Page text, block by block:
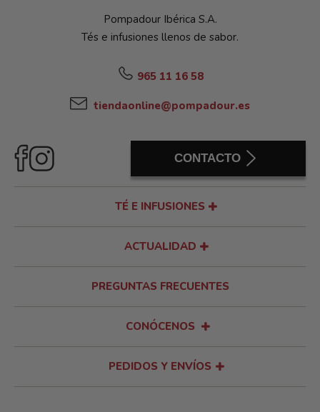
Pompadour Ibérica S.A.
Tés e infusiones llenos de sabor.
965 11 16 58
tiendaonline@pompadour.es
CONTACTO
TÉ E INFUSIONES
ACTUALIDAD
PREGUNTAS FRECUENTES
CONÓCENOS
PEDIDOS Y ENVÍOS